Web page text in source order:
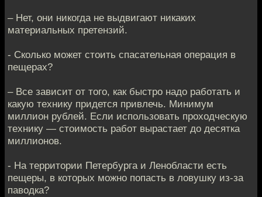
– Нет, они никогда не выдвигают никаких
материальных претензий.
- Сколько может стоить спасательная операция в
пещерах?
– Все зависит от того, как быстро надо работать и
какую технику придется привлечь. Минимум
миллион рублей. Если использовать проходческую
технику — стоимость работ вырастает до десятка
миллионов.
- На территории Петербурга и Ленобласти есть
пещеры, в которых можно попасть в ловушку из-за
паводка?